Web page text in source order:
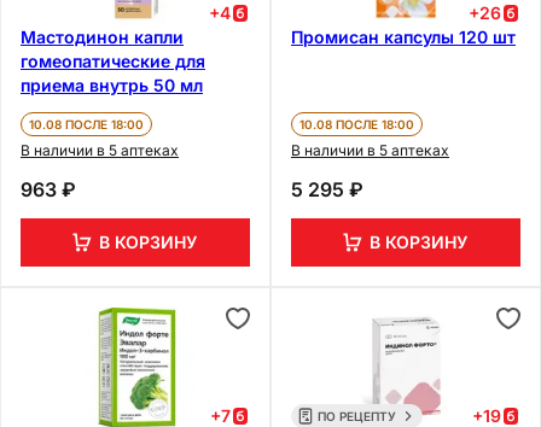
+4
Мастодинон капли
гомеопатические для
приема внутрь 50 мл
10.08 ПОСЛЕ 18:00
В наличии в 5 аптеках
963 ₽
В КОРЗИНУ
+26
Промисан капсулы 120 шт
10.08 ПОСЛЕ 18:00
В наличии в 5 аптеках
5 295 ₽
В КОРЗИНУ
+7
ПО РЕЦЕПТУ +19